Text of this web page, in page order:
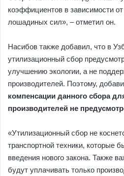
коэффициентов в зависимости
лошадиных сил», – отметил он.
Насибов также добавил, что в
утилизационный сбор
улучшению экологии, а не
производителей. Поэтому,
компенсации данного сбора
производителей не
«Утилизационный сбор не
транспортной техники, которые
введения нового закона. Также
будут уплачивать только